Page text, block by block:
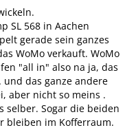
SL 568 in Aachen
gerade sein ganzes
WoMo verkauft. WoMo
"all in" also na ja, das
und das ganze andere
aber nicht so meins .
selber. Sogar die beiden
bleiben im Kofferraum.